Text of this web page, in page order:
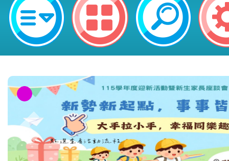
辦理需求，延長徵件期限至114年
市平鎮區新勢國民小學